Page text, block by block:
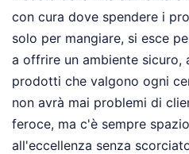
con cura dove spendere i
solo per mangiare, si esce
a offrire un ambiente sicuro,
prodotti che valgono ogni
non avrà mai problemi di
feroce, ma c'è sempre
all'eccellenza senza